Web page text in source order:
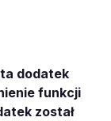
dodatek
funkcji
został